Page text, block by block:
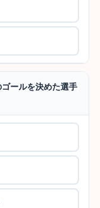
ールを決めた選手